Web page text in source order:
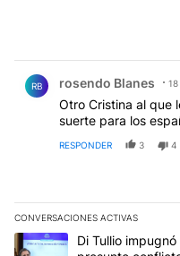
RB rosendo Blanes 18
Otro Cristina al que
suerte para los
RESPONDER 3 4
CONVERSACIONES ACTIVAS
Este listado muestra los
Un artículo de tendencia
Di Tullio